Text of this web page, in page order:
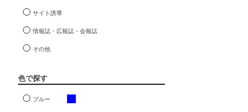
サイト誘導
情報誌・広報誌・会報誌
その他
色で探す
ブルー